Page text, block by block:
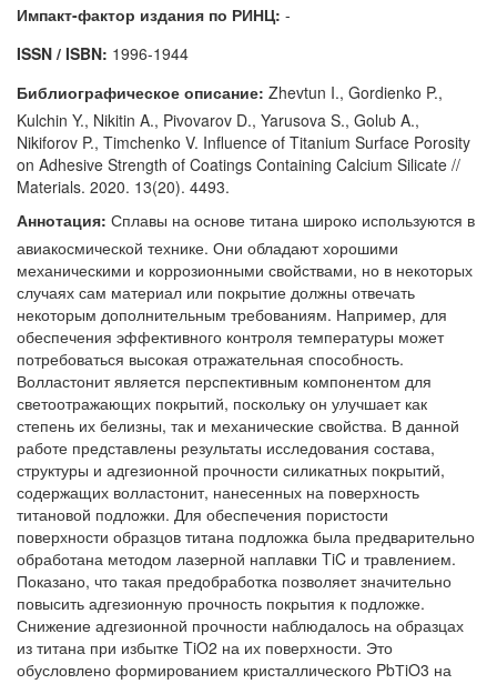
Импакт-фактор издания по РИНЦ: -
ISSN / ISBN: 1996-1944
Библиографическое описание: Zhevtun I., Gordienko P.,
Kulchin Y., Nikitin A., Pivovarov D., Yarusova S., Golub A.,
Nikiforov P., Timchenko V. Influence of Titanium Surface Porosity
on Adhesive Strength of Coatings Containing Calcium Silicate //
Materials. 2020. 13(20). 4493.
Аннотация: Сплавы на основе титана широко используются в
авиакосмической технике. Они обладают хорошими
механическими и коррозионными свойствами, но в некоторых
случаях сам материал или покрытие должны отвечать
некоторым дополнительным требованиям. Например, для
обеспечения эффективного контроля температуры может
потребоваться высокая отражательная способность.
Волластонит является перспективным компонентом для
светоотражающих покрытий, поскольку он улучшает как
степень их белизны, так и механические свойства. В данной
работе представлены результаты исследования состава,
структуры и адгезионной прочности силикатных покрытий,
содержащих волластонит, нанесенных на поверхность
титановой подложки. Для обеспечения пористости
поверхности образцов титана подложка была предварительно
обработана методом лазерной наплавки TiC и травлением.
Показано, что такая предобработка позволяет значительно
повысить адгезионную прочность покрытия к подложке.
Снижение адгезионной прочности наблюдалось на образцах
из титана при избытке TiO2 на их поверхности. Это
обусловлено формированием кристаллического PbТiO3 на